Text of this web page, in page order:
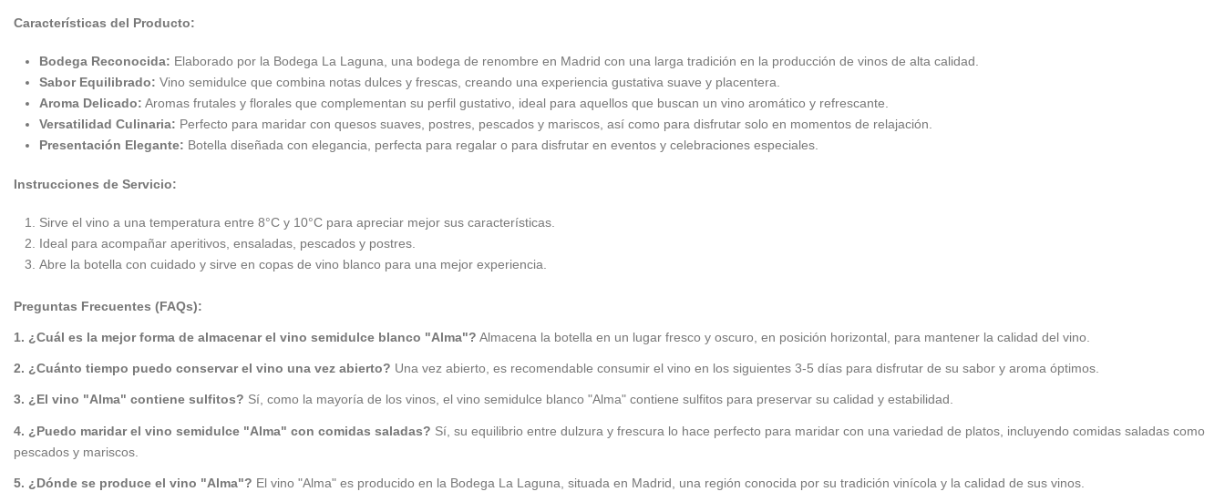
Características del Producto:
Bodega Reconocida: Elaborado por la Bodega La Laguna, una bodega de renombre en Madrid con una larga tradición en la producción de vinos de alta calidad.
Sabor Equilibrado: Vino semidulce que combina notas dulces y frescas, creando una experiencia gustativa suave y placentera.
Aroma Delicado: Aromas frutales y florales que complementan su perfil gustativo, ideal para aquellos que buscan un vino aromático y refrescante.
Versatilidad Culinaria: Perfecto para maridar con quesos suaves, postres, pescados y mariscos, así como para disfrutar solo en momentos de relajación.
Presentación Elegante: Botella diseñada con elegancia, perfecta para regalar o para disfrutar en eventos y celebraciones especiales.
Instrucciones de Servicio:
Sirve el vino a una temperatura entre 8°C y 10°C para apreciar mejor sus características.
Ideal para acompañar aperitivos, ensaladas, pescados y postres.
Abre la botella con cuidado y sirve en copas de vino blanco para una mejor experiencia.
Preguntas Frecuentes (FAQs):
1. ¿Cuál es la mejor forma de almacenar el vino semidulce blanco "Alma"? Almacena la botella en un lugar fresco y oscuro, en posición horizontal, para mantener la calidad del vino.
2. ¿Cuánto tiempo puedo conservar el vino una vez abierto? Una vez abierto, es recomendable consumir el vino en los siguientes 3-5 días para disfrutar de su sabor y aroma óptimos.
3. ¿El vino "Alma" contiene sulfitos? Sí, como la mayoría de los vinos, el vino semidulce blanco "Alma" contiene sulfitos para preservar su calidad y estabilidad.
4. ¿Puedo maridar el vino semidulce "Alma" con comidas saladas? Sí, su equilibrio entre dulzura y frescura lo hace perfecto para maridar con una variedad de platos, incluyendo comidas saladas como
pescados y mariscos.
5. ¿Dónde se produce el vino "Alma"? El vino "Alma" es producido en la Bodega La Laguna, situada en Madrid, una región conocida por su tradición vinícola y la calidad de sus vinos.